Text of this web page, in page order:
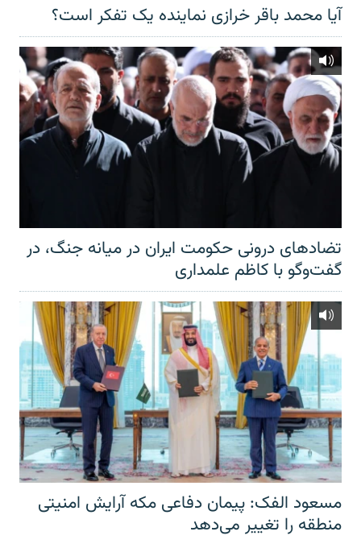
آیا محمد باقر خرازی نماینده یک تفکر است؟
تضادهای درونی حکومت ایران در میانه جنگ، در
گفت‌‌وگو با کاظم علمداری
مسعود الفک: پیمان دفاعی مکه آرایش امنیتی
منطقه را تغییر می‌دهد